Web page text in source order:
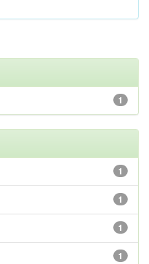
1
1
1
1
1